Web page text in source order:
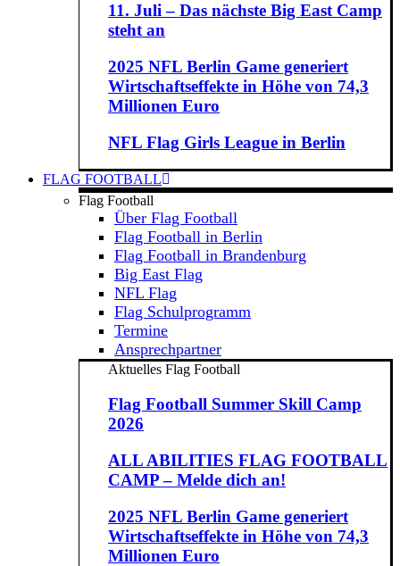
11. Juli – Das nächste Big East Camp
steht an
2025 NFL Berlin Game generiert
Wirtschaftseffekte in Höhe von 74,3
Millionen Euro
NFL Flag Girls League in Berlin
FLAG FOOTBALL
Flag Football
Über Flag Football
Flag Football in Berlin
Flag Football in Brandenburg
Big East Flag
NFL Flag
Flag Schulprogramm
Termine
Ansprechpartner
Aktuelles Flag Football
Flag Football Summer Skill Camp
2026
ALL ABILITIES FLAG FOOTBALL
CAMP – Melde dich an!
2025 NFL Berlin Game generiert
Wirtschaftseffekte in Höhe von 74,3
Millionen Euro